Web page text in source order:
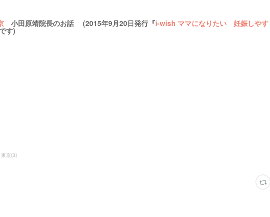
小田原靖院長のお話 (2015年9月20日発行『i-wish ママになりたい 妊娠しやす
す)
京(3)